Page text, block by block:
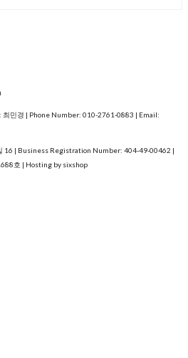
최민경 | Phone Number: 010-2761-0883 | Email:
16 | Business Registration Number: 404-49-00462 |
호 | Hosting by sixshop